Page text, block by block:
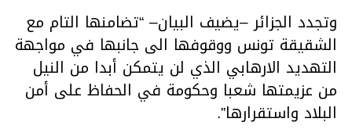
وتجدد الجزائر –يضيف البيان– “تضامنها التام مع
الشقيقة تونس ووقوفها الى جانبها في مواجهة
التهديد الارهابي الذي لن يتمكن أبدا من النيل
من عزيمتها شعبا وحكومة في الحفاظ على أمن
البلاد واستقرارها”.